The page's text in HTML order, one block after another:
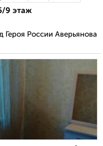
9 этаж
России Аверьянова